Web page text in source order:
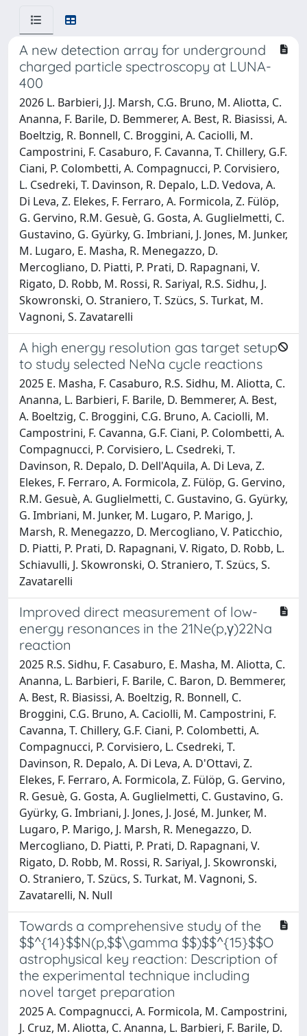
A new detection array for underground
charged particle spectroscopy at LUNA-
400
2026 L. Barbieri, J.J. Marsh, C.G. Bruno, M. Aliotta, C.
Ananna, F. Barile, D. Bemmerer, A. Best, R. Biasissi, A.
Boeltzig, R. Bonnell, C. Broggini, A. Caciolli, M.
Campostrini, F. Casaburo, F. Cavanna, T. Chillery, G.F.
Ciani, P. Colombetti, A. Compagnucci, P. Corvisiero,
L. Csedreki, T. Davinson, R. Depalo, L.D. Vedova, A.
Di Leva, Z. Elekes, F. Ferraro, A. Formicola, Z. Fülöp,
G. Gervino, R.M. Gesuè, G. Gosta, A. Guglielmetti, C.
Gustavino, G. Gyürky, G. Imbriani, J. Jones, M. Junker,
M. Lugaro, E. Masha, R. Menegazzo, D.
Mercogliano, D. Piatti, P. Prati, D. Rapagnani, V.
Rigato, D. Robb, M. Rossi, R. Sariyal, R.S. Sidhu, J.
Skowronski, O. Straniero, T. Szücs, S. Turkat, M.
Vagnoni, S. Zavatarelli
A high energy resolution gas target setup
to study selected NeNa cycle reactions
2025 E. Masha, F. Casaburo, R.S. Sidhu, M. Aliotta, C.
Ananna, L. Barbieri, F. Barile, D. Bemmerer, A. Best,
A. Boeltzig, C. Broggini, C.G. Bruno, A. Caciolli, M.
Campostrini, F. Cavanna, G.F. Ciani, P. Colombetti, A.
Compagnucci, P. Corvisiero, L. Csedreki, T.
Davinson, R. Depalo, D. Dell'Aquila, A. Di Leva, Z.
Elekes, F. Ferraro, A. Formicola, Z. Fülöp, G. Gervino,
R.M. Gesuè, A. Guglielmetti, C. Gustavino, G. Gyürky,
G. Imbriani, M. Junker, M. Lugaro, P. Marigo, J.
Marsh, R. Menegazzo, D. Mercogliano, V. Paticchio,
D. Piatti, P. Prati, D. Rapagnani, V. Rigato, D. Robb, L.
Schiavulli, J. Skowronski, O. Straniero, T. Szücs, S.
Zavatarelli
Improved direct measurement of low-
energy resonances in the 21Ne(p,γ)22Na
reaction
2025 R.S. Sidhu, F. Casaburo, E. Masha, M. Aliotta, C.
Ananna, L. Barbieri, F. Barile, C. Baron, D. Bemmerer,
A. Best, R. Biasissi, A. Boeltzig, R. Bonnell, C.
Broggini, C.G. Bruno, A. Caciolli, M. Campostrini, F.
Cavanna, T. Chillery, G.F. Ciani, P. Colombetti, A.
Compagnucci, P. Corvisiero, L. Csedreki, T.
Davinson, R. Depalo, A. Di Leva, A. D'Ottavi, Z.
Elekes, F. Ferraro, A. Formicola, Z. Fülöp, G. Gervino,
R. Gesuè, G. Gosta, A. Guglielmetti, C. Gustavino, G.
Gyürky, G. Imbriani, J. Jones, J. José, M. Junker, M.
Lugaro, P. Marigo, J. Marsh, R. Menegazzo, D.
Mercogliano, D. Piatti, P. Prati, D. Rapagnani, V.
Rigato, D. Robb, M. Rossi, R. Sariyal, J. Skowronski,
O. Straniero, T. Szücs, S. Turkat, M. Vagnoni, S.
Zavatarelli, N. Null
Towards a comprehensive study of the
$$^{14}$$N(p,$$\gamma $$)$$^{15}$$O
astrophysical key reaction: Description of
the experimental technique including
novel target preparation
2025 A. Compagnucci, A. Formicola, M. Campostrini,
J. Cruz, M. Aliotta, C. Ananna, L. Barbieri, F. Barile, D.